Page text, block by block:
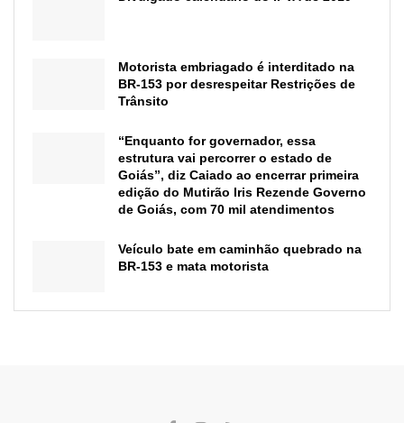
Motorista embriagado é interditado na
BR-153 por desrespeitar Restrições de
Trânsito
“Enquanto for governador, essa
estrutura vai percorrer o estado de
Goiás”, diz Caiado ao encerrar primeira
edição do Mutirão Iris Rezende Governo
de Goiás, com 70 mil atendimentos
Veículo bate em caminhão quebrado na
BR-153 e mata motorista